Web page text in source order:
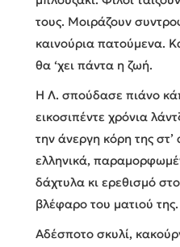
τους. Μοιράζουν
καινούρια πατούμενα.
θα ‘χει πάντα η ζωή.
Η Λ. σπούδασε πιάνο
εικοσιπέντε χρόνια
την άνεργη κόρη της
ελληνικά,
δάχτυλα κι ερεθισμό
βλέφαρο του ματιού της.
Αδέσποτο σκυλί,